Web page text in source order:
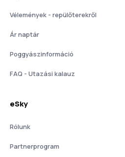
Vélemények - repülőterekről
Ár naptár
Poggyászinformáció
FAQ - Utazási kalauz
eSky
Rólunk
Partnerprogram